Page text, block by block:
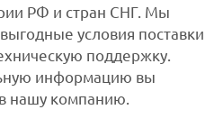
РФ и стран СНГ. Мы
условия поставки
поддержку.
информацию вы
нашу компанию.